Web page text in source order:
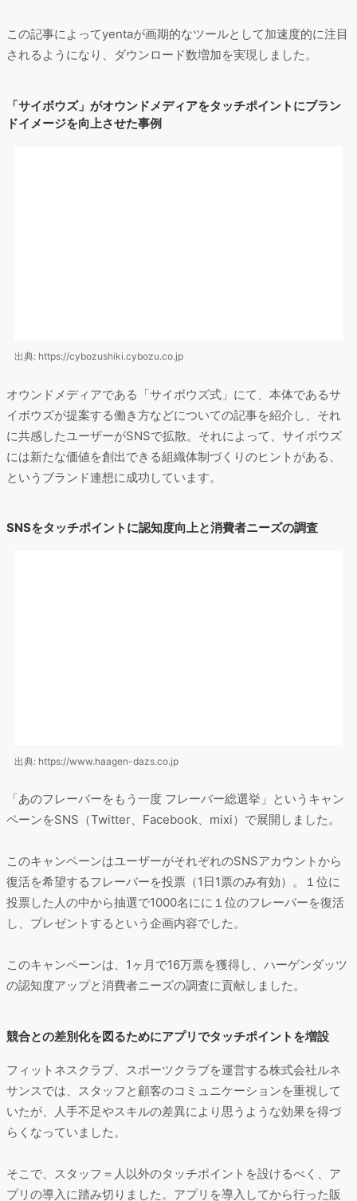
オウンドメディアである「サイボウズ式」にて、本体であるサ
イボウズが提案する働き方などについての記事を紹介し、それ
というブランド連想に成功しています。
出典: https://www.haagen-dazs.co.jp
「あのフレーバーをもう一度 フレーバー総選挙」というキャン
ペーンをSNS（Twitter、Facebook、mixi）で展開しました。
投票した人の中から抽選で1000名にに１位のフレーバーを復活
らくなっていました。
そこで、スタッフ＝人以外のタッチポイントを設けるべく、ア
プリの導入に踏み切りました。アプリを導入してから行った販
上を前年比1.4倍に伸ばしたほか、公式YouTubeチャンネルの視
聴回数を開設から3ヶ月で20倍に伸ばすなど、目覚ましい効果
を挙げています。
活用術 - ホワイトペーパー [開発ツール]
https://wp.techtarget.itmedia.co.jp/contents/55855
けるサービスを提供するには、どのようなアプローチが必要になるのか。アプリ導
入後に、商品売り上げ増加や、施設外での接点構築に成功した事例を紹介する。
アプリから有益な情報を配信しユーザーを囲い込む
出典: http://www.uniqlo.com